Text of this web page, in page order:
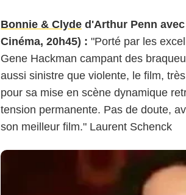
Bonnie & Clyde d'Arthur Penn
Cinéma, 20h45) : "Porté par les
Gene Hackman campant des
aussi sinistre que violente, le film,
pour sa mise en scène dynamique
tension permanente. Pas de doute,
son meilleur film." Laurent Schenck